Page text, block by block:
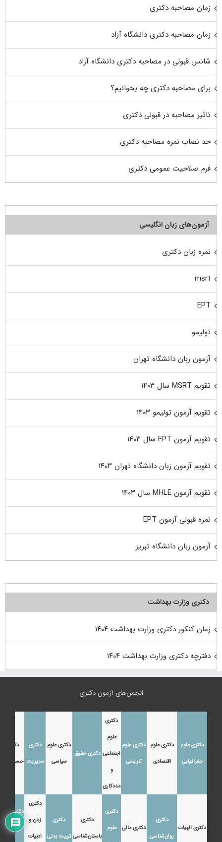
زمان مصاحبه دکتری
زمان مصاحبه دکتری دانشگاه آزاد
شانس قبولی در مصاحبه دکتری دانشگاه آزاد
برای مصاحبه دکتری چه بخوانیم؟
تاثیر مصاحبه در قبولی دکتری
حد نصاب نمره مصاحبه دکتری
فرم صلاحیت عمومی دکتری
آزمون‌های زبان انگلیسی
نمره زبان دکتری
msrt
EPT
تولیمو
آزمون زبان دانشگاه تهران
تقویم MSRT سال ۱۴۰۳
تقویم آزمون تولیمو ۱۴۰۳
تقویم آزمون EPT سال ۱۴۰۳
تقویم آزمون زبان دانشگاه تهران ۱۴۰۳
تقویم آزمون MHLE سال ۱۴۰۳
نمره قبولی آزمون EPT
آزمون زبان دانشگاه تبریز
دکتری وزارت بهداشت
زمان کنکور دکتری وزارت بهداشت ۱۴۰۴
دفترچه دکتری وزارت بهداشت ۱۴۰۴
انجمن‌های آزمون دکتری
دکتری علوم
جغرافیایی
دکتری علوم
اقتصادی
دکتری علوم
تاریخی
دکتری
علوم
اجتماعی
و
مددکاری
دکتری حقوق
دکتری علوم
سیاسی
دکتری
مدیریت
دکتری
حسابداری
دکتری الهیات
دکتری
روان‌شناسی
دکتری مالی
دکتری
علوم
دکتری
باستان‌شناسی
دکتری
تربیت بدنی
دکتری
زبان و
ادبیات
دکتری زبان
و ادبیات